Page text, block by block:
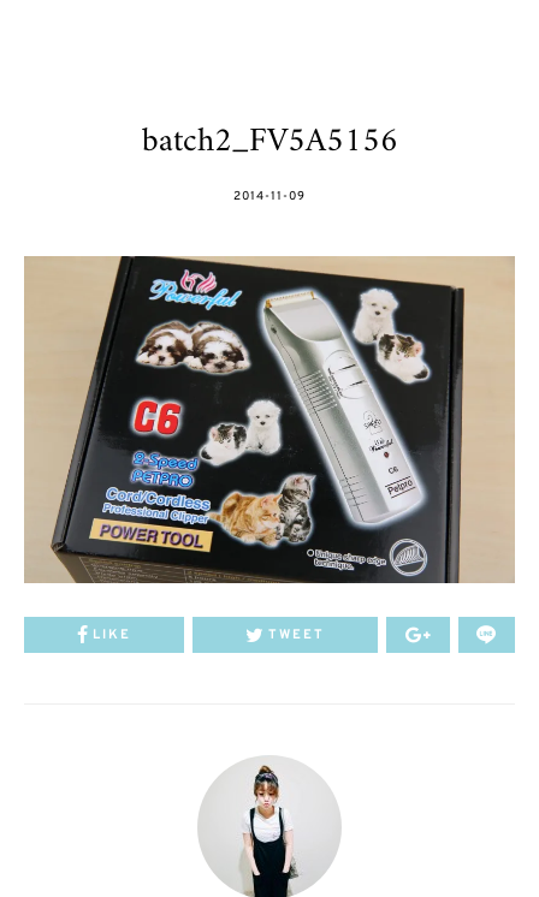
batch2_FV5A5156
POSTED
2014-11-09
LIKE TWEET